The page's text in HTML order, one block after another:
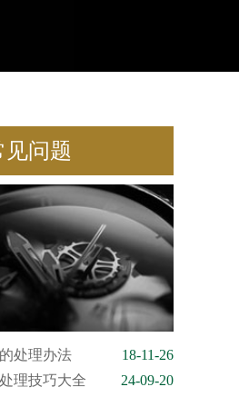
见问题
处理办法
18-11-26
理技巧大全
24-09-20